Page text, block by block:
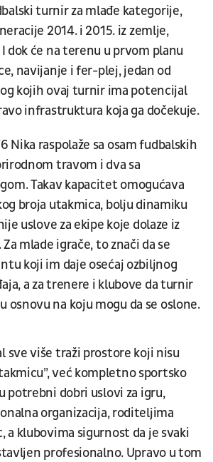
turnir za mlađe kategorije,
2014. i 2015. iz zemlje,
dok će na terenu u prvom planu
navijanje i fer-plej, jedan od
kojih ovaj turnir ima potencijal
infrastruktura koja ga dočekuje.
Nika raspolaže sa osam fudbalskih
travom i dva sa
Takav kapacitet omogućava
broja utakmica, bolju dinamiku
uslove za ekipe koje dolaze iz
mlade igrače, to znači da se
koji im daje osećaj ozbiljnog
a za trenere i klubove da turnir
osnovu na koju mogu da se oslone.
sve više traži prostore koji nisu
već kompletno sportsko
potrebni dobri uslovi za igru,
organizacija, roditeljima
a klubovima sigurnost da je svaki
profesionalno. Upravo u tom